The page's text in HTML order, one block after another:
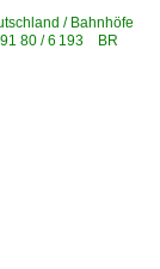
/ Bahnhöfe
91 80 / 6 193 BR